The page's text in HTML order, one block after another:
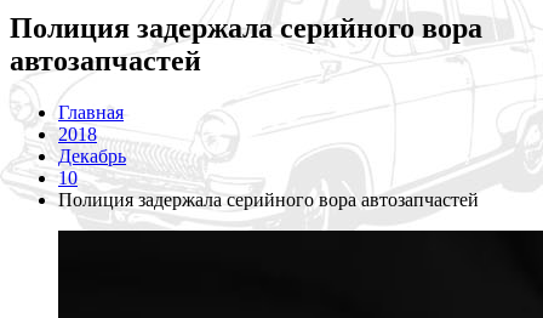
Полиция задержала серийного вора
автозапчастей
Главная
2018
Декабрь
10
Полиция задержала серийного вора автозапчастей